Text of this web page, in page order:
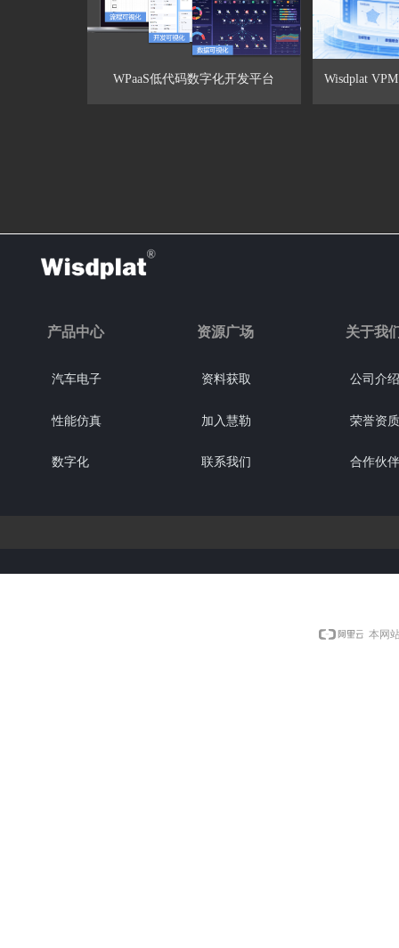
WPaaS低代码数字化开发平台 Wisdplat
产品中心
汽车电子
性能仿真
数字化
资料获取
加入慧勒
联系我们
资源广场
公司介绍
荣誉资质
合作伙伴
关于我
本网